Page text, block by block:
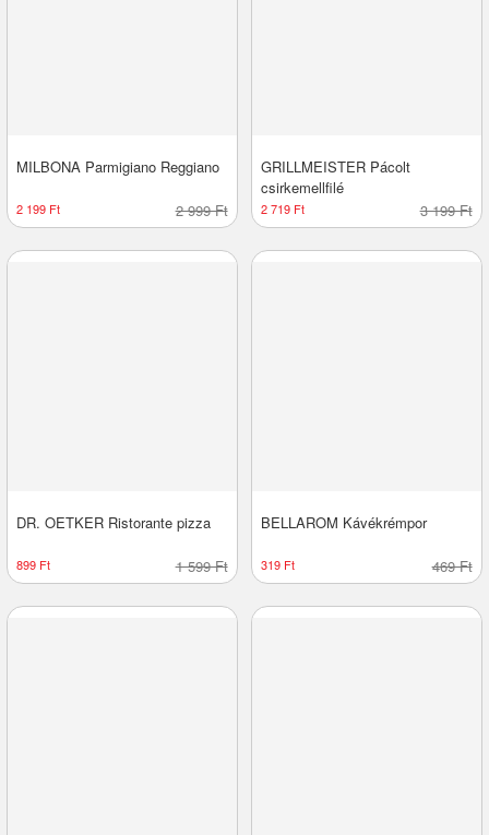
MILBONA Parmigiano Reggiano
2 199 Ft 2 999 Ft
GRILLMEISTER Pácolt
csirkemellfilé
2 719 Ft 3 199 Ft
DR. OETKER Ristorante pizza
899 Ft 1 599 Ft
BELLAROM Kávékrémpor
319 Ft 469 Ft